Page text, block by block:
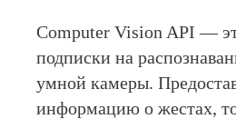
Computer Vision API —
подписки на
умной камеры.
информацию о жестах,